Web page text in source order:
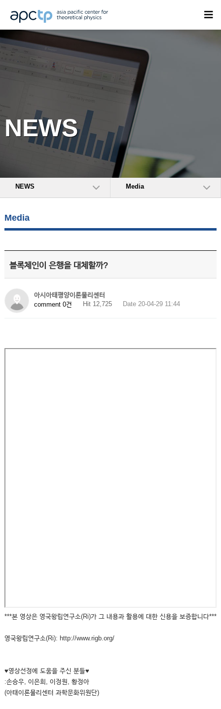
NEWS
NEWS Media
Media
블록체인이 은행을 대체할까?
아시아태평양이론물리센터
comment 0건
Hit 12,725 Date 20-04-29 11:44
***본 영상은 영국왕립연구소(Ri)가 그 내용과 활용에 대한 신용을 보증합니다***
영국왕립연구소(Ri): http://www.rigb.org/
♥영상선정에 도움을 주신 분들♥
:손승우, 이은희, 이정원, 황정아
(아태이론물리센터 과학문화위원단)